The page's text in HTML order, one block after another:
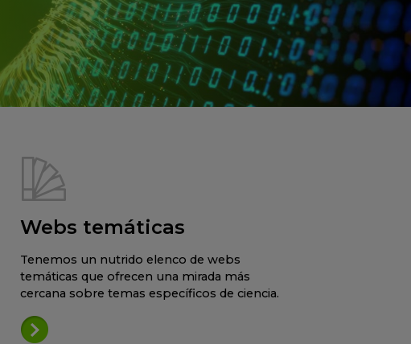
Webs temáticas
Tenemos un nutrido elenco de webs
temáticas que ofrecen una mirada más
cercana sobre temas específicos de ciencia.